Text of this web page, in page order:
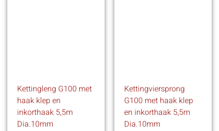
Kettingleng G100 met
haak klep en
inkorthaak 5,5m
Dia.10mm
Kettingviersprong
G100 met haak klep
en inkorthaak 5,5m
Dia.10mm